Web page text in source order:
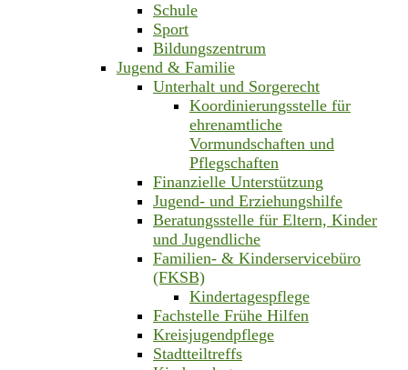
Schule
Sport
Bildungszentrum
Jugend & Familie
Unterhalt und Sorgerecht
Koordinierungsstelle für
ehrenamtliche
Vormundschaften und
Pflegschaften
Finanzielle Unterstützung
Jugend- und Erziehungshilfe
Beratungsstelle für Eltern, Kinder
und Jugendliche
Familien- & Kinderservicebüro
(FKSB)
Kindertagespflege
Fachstelle Frühe Hilfen
Kreisjugendpflege
Stadtteiltreffs